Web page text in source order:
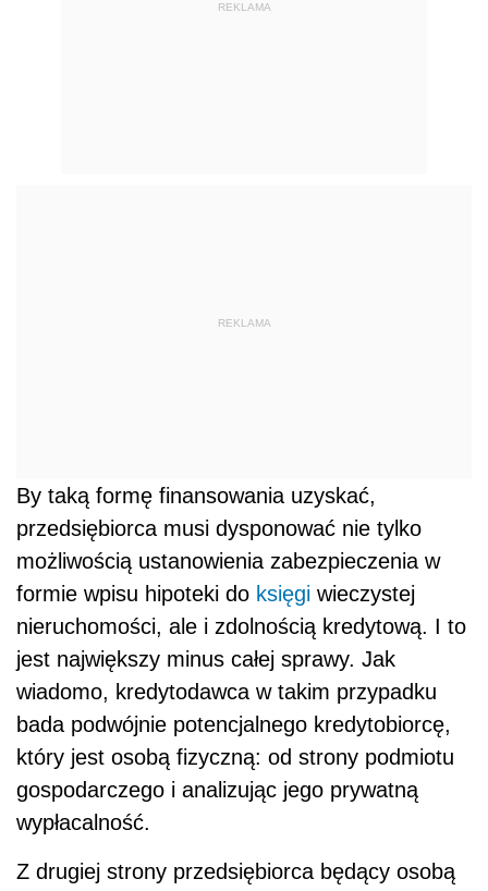
REKLAMA
REKLAMA
By taką formę finansowania uzyskać,
przedsiębiorca musi dysponować nie tylko
możliwością ustanowienia zabezpieczenia w
formie wpisu hipoteki do księgi wieczystej
nieruchomości, ale i zdolnością kredytową. I to
jest największy minus całej sprawy. Jak
wiadomo, kredytodawca w takim przypadku
bada podwójnie potencjalnego kredytobiorcę,
który jest osobą fizyczną: od strony podmiotu
gospodarczego i analizując jego prywatną
wypłacalność.
Z drugiej strony przedsiębiorca będący osobą